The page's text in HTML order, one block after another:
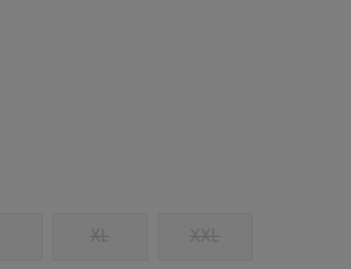
XL XXL